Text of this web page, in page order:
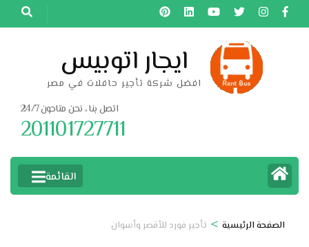
تخطى
إلى
ايجار اتوبيس
افضل شركة تأجير حافلات في مصر
اتصل بنا ، نحن متاحون 24/7
201101727711
القائمة
الصفحة الرئيسية > تأجير فورد للأقصر وأسوان